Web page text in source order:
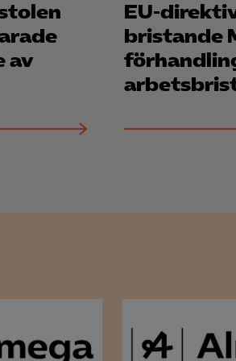
av
EU-
bristande